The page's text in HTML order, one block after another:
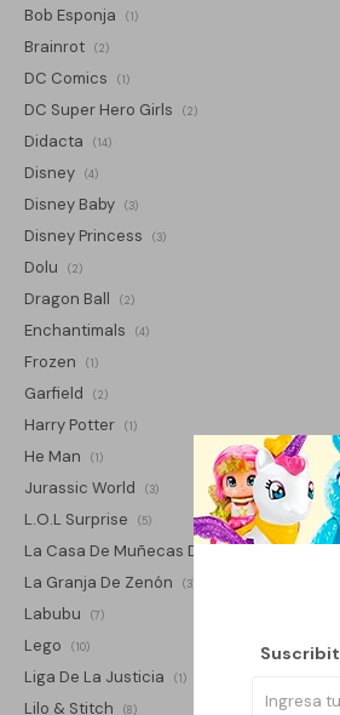
Bob Esponja (1)
Brainrot (2)
DC Comics (1)
DC Super Hero Girls (2)
Didacta (14)
Disney (4)
Disney Baby (3)
Disney Princess (3)
Dolu (2)
Dragon Ball (2)
Enchantimals (4)
Frozen (1)
Garfield (2)
Harry Potter (1)
He Man (1)
Jurassic World (3)
L.O.L Surprise (5)
La Casa De Muñecas De Gabby
La Granja De Zenón (3)
Labubu (7)
Lego (10)
Liga De La Justicia (1)
Lilo & Stitch (8)